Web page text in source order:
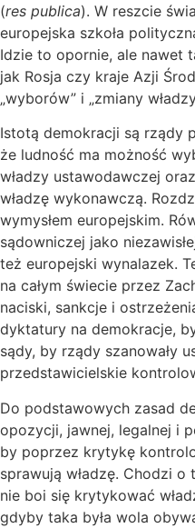
(res publica). W reszcie
europejska szkoła
Idzie to opornie, ale nawet
jak Rosja czy kraje Azji
„wyborów” i „zmiany
Istotą demokracji są rządy
że ludność ma możność
władzy ustawodawczej
władzę wykonawczą.
wymysłem europejskim.
sądowniczej jako
też europejski wynalazek.
na całym świecie przez
naciski, sankcje i
dyktatury na demokracje,
sądy, by rządy szanowały
przedstawicielskie
Do podstawowych zasad
opozycji, jawnej, legalnej i
by poprzez krytykę
sprawują władzę. Chodzi
nie boi się krytykować
gdyby taka była wola